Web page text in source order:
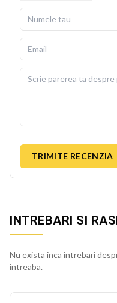
TRIMITE RECENZIA
INTREBARI SI
Nu exista inca intrebari
intreaba.